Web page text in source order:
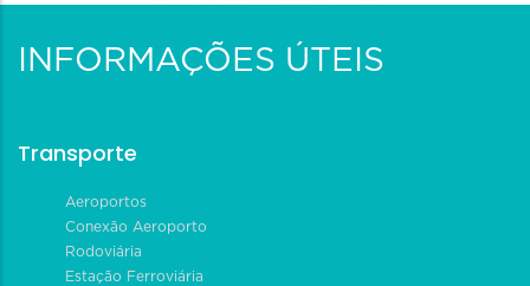
INFORMAÇÕES ÚTEIS
Transporte
Aeroportos
Conexão Aeroporto
Rodoviária
Estação Ferroviária